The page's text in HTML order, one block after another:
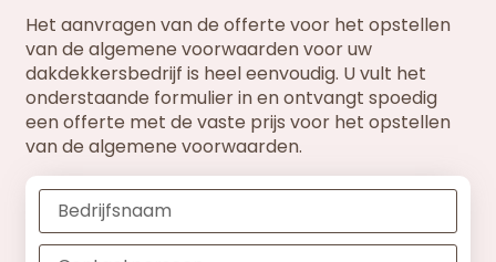
Het aanvragen van de offerte voor het opstellen
van de algemene voorwaarden voor uw
dakdekkersbedrijf is heel eenvoudig. U vult het
onderstaande formulier in en ontvangt spoedig
een offerte met de vaste prijs voor het opstellen
van de algemene voorwaarden.